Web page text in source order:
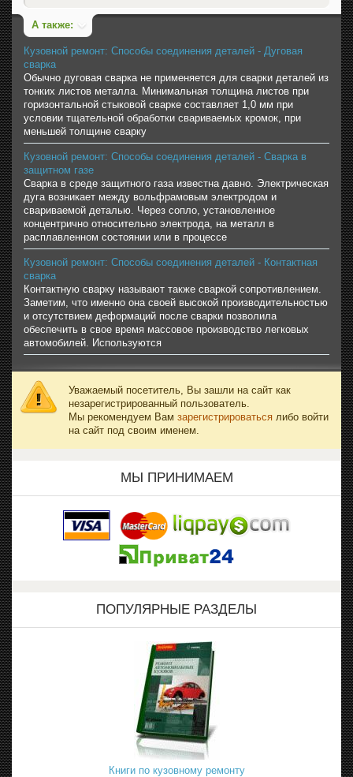
А также:
Кузовной ремонт: Способы соединения деталей - Дуговая
сварка
Обычно дуговая сварка не применяется для сварки деталей из
тонких листов металла. Минимальная толщина листов при
горизонтальной стыковой сварке составляет 1,0 мм при
условии тщательной обработки свариваемых кромок, при
меньшей толщине сварку
Кузовной ремонт: Способы соединения деталей - Сварка в
защитном газе
Сварка в среде защитного газа известна давно. Электрическая
дуга возникает между вольфрамовым электродом и
свариваемой деталью. Через сопло, установленное
концентрично относительно электрода, на металл в
расплавленном состоянии или в процессе
Кузовной ремонт: Способы соединения деталей - Контактная
сварка
Контактную сварку называют также сваркой сопротивлением.
Заметим, что именно она своей высокой производительностью
и отсутствием деформаций после сварки позволила
обеспечить в свое время массовое производство легковых
автомобилей. Используются
Уважаемый посетитель, Вы зашли на сайт как
незарегистрированный пользователь.
Мы рекомендуем Вам зарегистрироваться либо войти
на сайт под своим именем.
МЫ ПРИНИМАЕМ
ПОПУЛЯРНЫЕ РАЗДЕЛЫ
Книги по кузовному ремонту